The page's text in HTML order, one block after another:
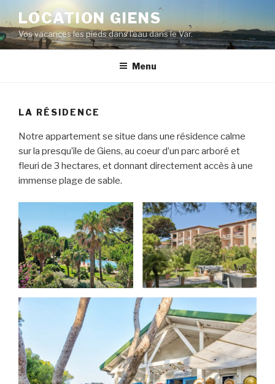
au
contenu
principal
LOCATION GIENS
Vos vacances les pieds dans l'eau dans le Var.
Menu
LA RÉSIDENCE
Notre appartement se situe dans une résidence calme
sur la presqu’île de Giens, au coeur d’un parc arboré et
fleuri de 3 hectares, et donnant directement accès à une
immense plage de sable.